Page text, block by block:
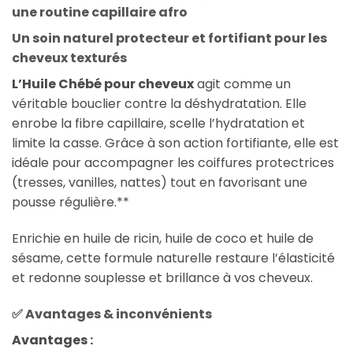
une routine capillaire afro
Un soin naturel protecteur et fortifiant pour les
cheveux texturés
L’Huile Chébé pour cheveuxagit comme un
véritable bouclier contre la déshydratation. Elle
enrobe la fibre capillaire, scelle l’hydratation et
limite la casse. Grâce à son action fortifiante, elle est
idéale pour accompagner les coiffures protectrices
(tresses, vanilles, nattes) tout en favorisant une
pousse régulière.**
Enrichie en huile de ricin, huile de coco et huile de
sésame, cette formule naturelle restaure l’élasticité
et redonne souplesse et brillance à vos cheveux.
✅Avantages & inconvénients
Avantages :